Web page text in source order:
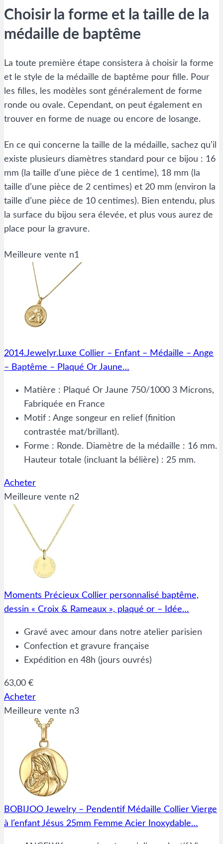
Choisir la forme et la taille de la
médaille de baptême
La toute première étape consistera à choisir la forme
et le style de la médaille de baptême pour fille. Pour
les filles, les modèles sont généralement de forme
ronde ou ovale. Cependant, on peut également en
trouver en forme de nuage ou encore de losange.
En ce qui concerne la taille de la médaille, sachez qu’il
existe plusieurs diamètres standard pour ce bijou : 16
mm (la taille d’une pièce de 1 centime), 18 mm (la
taille d’une pièce de 2 centimes) et 20 mm (environ la
taille d’une pièce de 10 centimes). Bien entendu, plus
la surface du bijou sera élevée, et plus vous aurez de
place pour la gravure.
Meilleure vente n1
2014.Jewelyr.Luxe Collier – Enfant – Médaille – Ange
– Baptême – Plaqué Or Jaune…
Matière : Plaqué Or Jaune 750/1000 3 Microns,
Fabriquée en France
Motif : Ange songeur en relief (finition
contrastée mat/brillant).
Forme : Ronde. Diamètre de la médaille : 16 mm.
Hauteur totale (incluant la bélière) : 25 mm.
Acheter
Meilleure vente n2
Moments Précieux Collier personnalisé baptême,
dessin « Croix & Rameaux », plaqué or – Idée…
Gravé avec amour dans notre atelier parisien
Confection et gravure française
Expédition en 48h (jours ouvrés)
63,00 €
Acheter
Meilleure vente n3
BOBIJOO Jewelry – Pendentif Médaille Collier Vierge
à l’enfant Jésus 25mm Femme Acier Inoxydable…